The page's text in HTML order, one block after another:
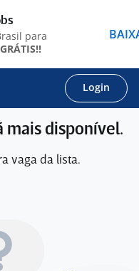
Login
mais disponível.
vaga da lista.
para
GRÁTIS!!